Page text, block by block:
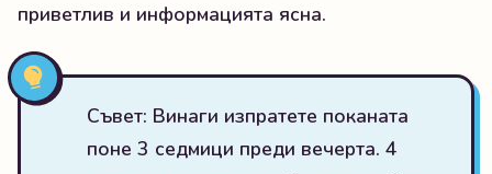
приветлив и информацията ясна.
Съвет: Винаги изпратете поканата
поне 3 седмици преди вечерта. 4